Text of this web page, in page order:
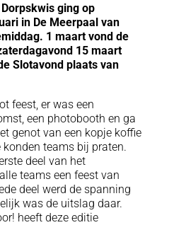
ging op
in De Meerpaal van
1 maart vond de
15 maart
Slotavond plaats van
feest, er was een
een photobooth en ga
genot van een kopje koffie
teams bij praten.
deel van het
teams een feest van
deel werd de spanning
was de uitslag daar.
heeft deze editie